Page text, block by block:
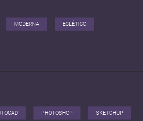
MODERNA ECLÉTICO
PHOTOSHOP SKETCHUP